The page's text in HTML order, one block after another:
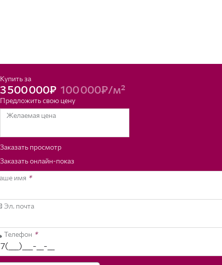
Купить за
3 500 000₽ 100 000₽/м²
Предложить свою цену
Желаемая цена
Заказать просмотр
Заказать онлайн-показ
имя *
Эл. почта
Телефон *